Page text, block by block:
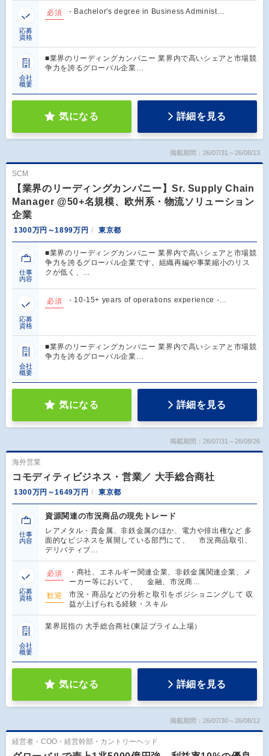
応募
資格
必須 - Bachelor's degree in Business Administ…
会社
概要
■業界のリーディングカンパニー 業界内で高いシェアと市場競
争力を誇るグローバル企業…
気になる 詳細を見る
掲載期間：26/07/31～26/08/13
SCM
【業界のリーディングカンパニー】Sr. Supply Chain
Manager @50+名規模、欧州系・物流ソリューション
企業
1300万円～1899万円 東京都
仕事
内容
■業界のリーディングカンパニー 業界内で高いシェアと市場競
争力を誇るグローバル企業です。組織再編や事業縮小のリス
クが低く、…
応募
資格
必須 - 10-15+ years of operations experience -…
会社
概要
■業界のリーディングカンパニー 業界内で高いシェアと市場競
争力を誇るグローバル企業…
気になる 詳細を見る
掲載期間：26/07/31～26/08/26
海外営業
コモディティビジネス・営業／ 大手総合商社
1300万円～1649万円 東京都
仕事
内容
資源関連の市況商品の現先トレード
レアメタル・貴金属、非鉄金属のほか、電力や排出権など 多
面的なビジネスを展開している部門にて、 市況商品取引、
デリバティブ…
応募
資格
必須
・商社、エネルギー関連企業、非鉄金属関連企業、メ
ーカー等において、 金融、市況商…
歓迎
市況・商品などの分析と取引をポジショニングして 収
益が上げられる経験・スキル
会社
概要
業界屈指の 大手総合商社(東証プライム上場）
気になる 詳細を見る
掲載期間：26/07/30～26/08/12
経営者・COO・経営幹部・カントリーヘッド